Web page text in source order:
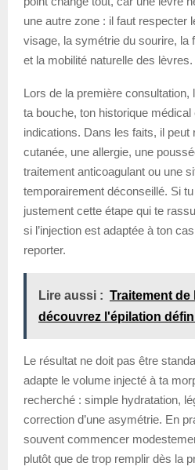
une autre zone : il faut respecter
visage, la symétrie du sourire, la
et la mobilité naturelle des lèvres.
Lors de la première consultation,
ta bouche, ton historique
indications. Dans les faits, il peut
cutanée, une allergie, une
traitement anticoagulant ou une
temporairement déconseillé. Si
justement cette étape qui te
si l’injection est adaptée à ton
reporter.
Lire aussi : Traitement de
découvrez l'épilation
Le résultat ne doit pas être
adapte le volume injecté à ta
recherché : simple hydratation,
correction d’une asymétrie. En
souvent commencer
plutôt que de trop remplir dès la